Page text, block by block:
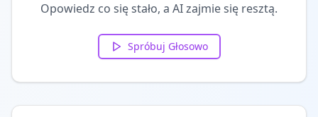
Opowiedz co się stało, a AI zajmie się resztą.
Spróbuj Głosowo